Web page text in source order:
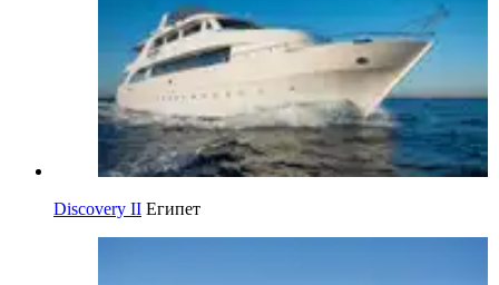
Discovery II Египет